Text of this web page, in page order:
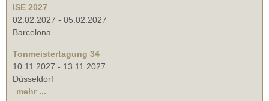
ISE 2027
02.02.2027 - 05.02.2027
Barcelona
Tonmeistertagung 34
10.11.2027 - 13.11.2027
Düsseldorf
mehr ...